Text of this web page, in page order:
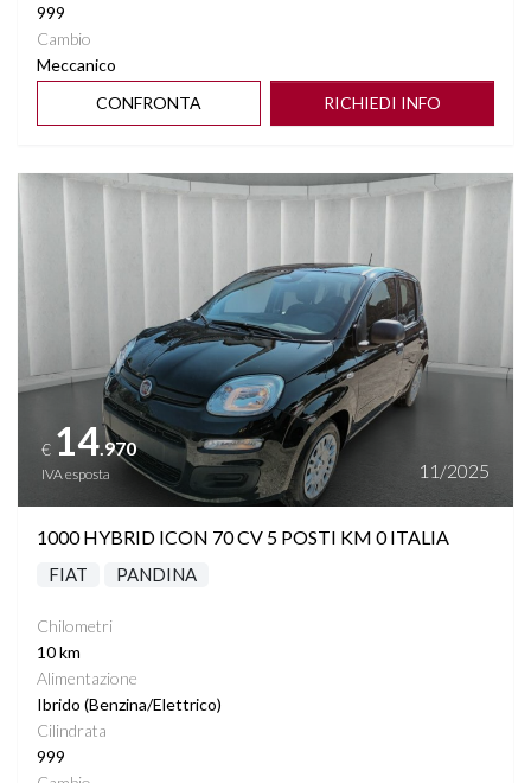
999
Cambio
Meccanico
CONFRONTA
RICHIEDI INFO
Vedi dettagli
€ 14.970
IVA esposta 11/2025
1000 HYBRID ICON 70 CV 5 POSTI KM 0 ITALIA
FIAT PANDINA
Chilometri
10 km
Alimentazione
Ibrido (Benzina/Elettrico)
Cilindrata
999